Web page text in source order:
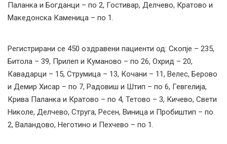
Паланка и Богданци – по 2, Гостивар, Делчево, Кратово и
Македонска Каменица – по 1.
Регистрирани сe 450 оздравени пациенти од: Скопје – 235,
Битола – 39, Прилеп и Куманово – по 26, Охрид – 20,
Кавадарци – 15, Струмица – 13, Кочани – 11, Велес, Берово
и Демир Хисар – по 7, Радовиш и Штип – по 6, Гевгелија,
Крива Паланка и Кратово – по 4, Тетово – 3, Кичево, Свети
Николе, Делчево, Струга, Ресен, Виница и Пробиштип – по
2, Валандово, Неготино и Пехчево – по 1.